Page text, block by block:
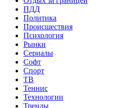
ПДД
Политика
Происшествия
Психология
Рынки
Сериалы
Софт
Спорт
ТВ
Теннис
Технологии
Тренды